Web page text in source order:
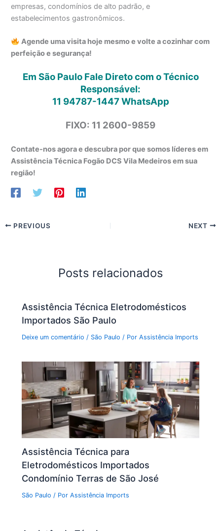
empresas, condomínios de alto padrão, e
estabelecimentos gastronômicos.
Agende uma visita hoje mesmo e volte a cozinhar com
perfeição e segurança!
Em São Paulo Fale Direto com o Técnico
Responsável:
11 94787-1447WhatsApp
FIXO: 11 2600-9859
Contate-nos agora e descubra por que somos líderes em
Assistência Técnica Fogão DCS Vila Medeiros em sua
região!
PREVIOUS NEXT
Posts relacionados
Assistência Técnica Eletrodomésticos
Importados São Paulo
Deixe um comentário / São Paulo / PorAssistência Imports
Assistência Técnica para
Eletrodomésticos Importados
Condomínio Terras de São José
São Paulo / PorAssistência Imports